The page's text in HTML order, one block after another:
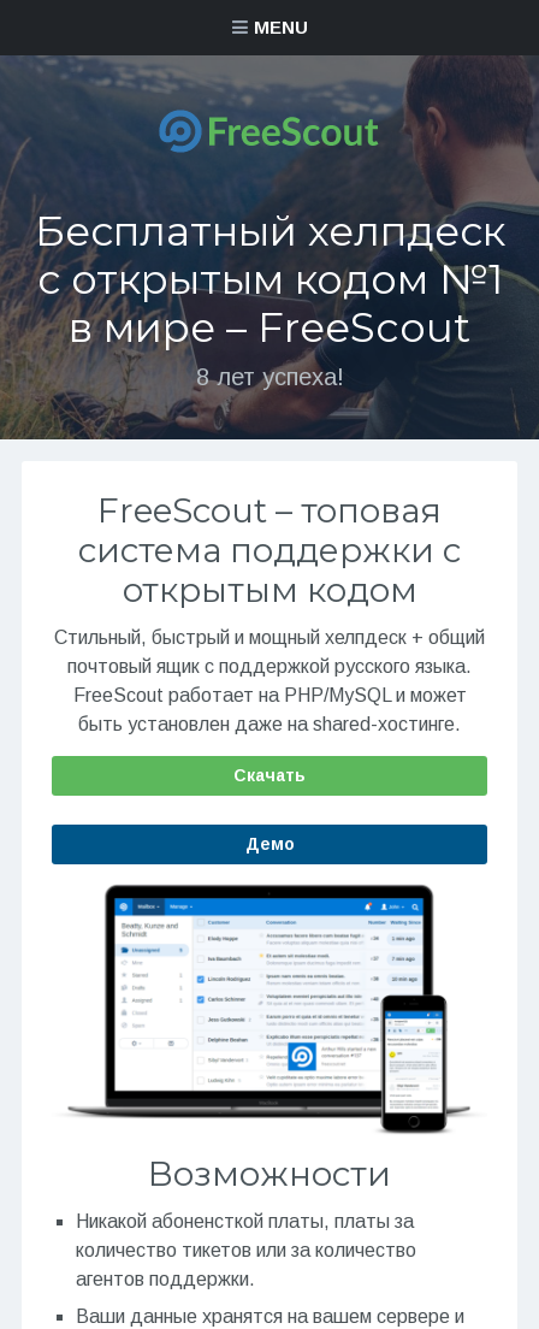
MENU
Бесплатный хелпдеск
с открытым кодом №1
в мире – FreeScout
8 лет успеха!
FreeScout – топовая
система поддержки с
открытым кодом
Стильный, быстрый и мощный хелпдеск + общий
почтовый ящик с поддержкой русского языка.
FreeScout работает на PHP/MySQL и может
быть установлен даже на shared-хостинге.
Скачать
Демо
Возможности
Никакой абоненсткой платы, платы за
количество тикетов или за количество
агентов поддержки.
Ваши данные хранятся на вашем сервере и